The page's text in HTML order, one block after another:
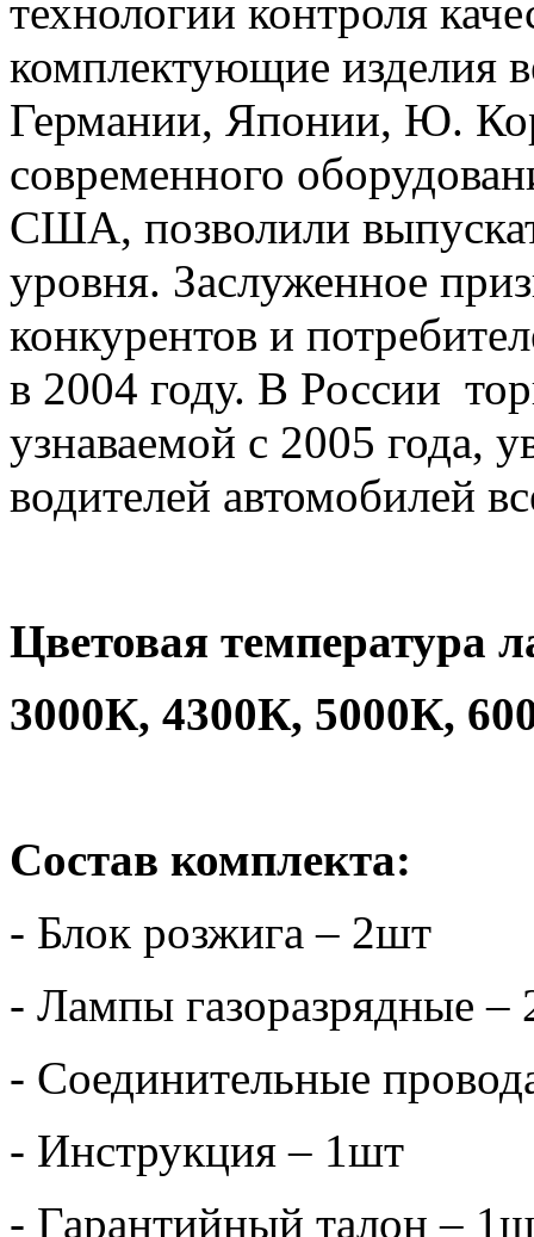
технологии контроля
комплектующие изделия
Германии, Японии, Ю.
современного
США, позволили
уровня. Заслуженное
конкурентов и
в 2004 году. В России
узнаваемой с 2005 года,
водителей автомобилей
Цветовая температура
3000К, 4300К, 5000К,
Состав комплекта:
- Блок розжига – 2шт
- Лампы газоразрядные –
- Соединительные
- Инструкция – 1шт
- Гарантийный талон –